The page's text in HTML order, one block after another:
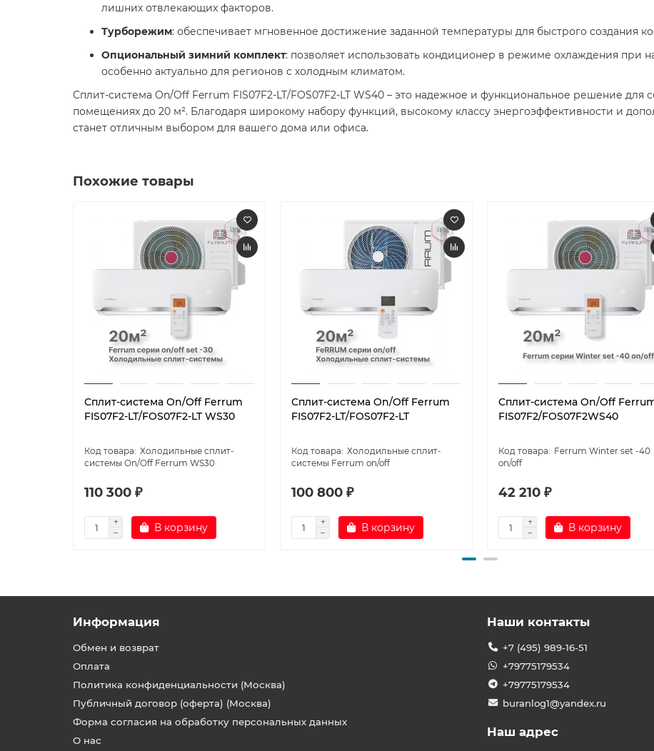
лишних отвлекающих факторов.​
Турборежим: обеспечивает мгновенное достижение заданной температуры для быстрого создания
Опциональный зимний комплект: позволяет использовать кондиционер в режиме охлаждения при
особенно актуально для регионов с холодным климатом. ​
Сплит-система On/Off Ferrum FIS07F2-LT/FOS07F2-LT WS40 – это надежное и функциональное решение для
помещениях до 20 м². Благодаря широкому набору функций, высокому классу энергоэффективности и
станет отличным выбором для вашего дома или офиса.​
Похожие товары
Сплит-система On/Off Ferrum
FIS07F2-LT/FOS07F2-LT WS30
Холодильные сплит-
системы On/Off Ferrum WS30
110 300 ₽
В корзину
Сплит-система On/Off Ferrum
FIS07F2-LT/FOS07F2-LT
Холодильные сплит-
системы Ferrum on/off
100 800 ₽
В корзину
Сплит-система On/Off
FIS07F2/FOS07F2WS40
Ferrum Winter set -40
on/off
42 210 ₽
В корзину
Информация
Обмен и возврат
Оплата
Политика конфиденциальности (Москва)
Публичный договор (оферта) (Москва)
Форма согласия на обработку персональных данных
О нас
Наши контакты
+7 (495) 989-16-51
+79775179534
+79775179534
buranlog1@yandex.ru
Наш адрес